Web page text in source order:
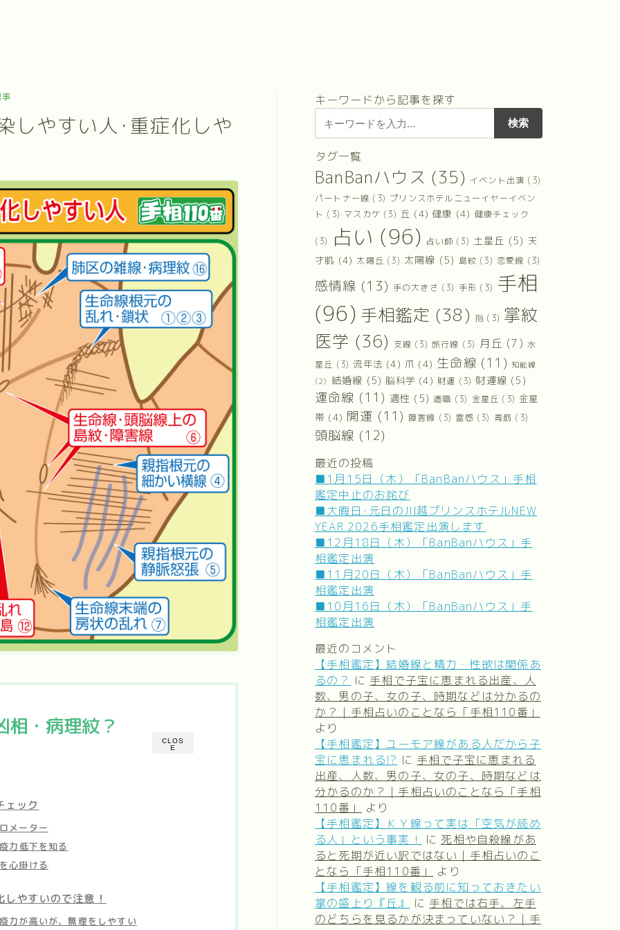
しやすい人･重症化しや
CLOS
E
・病理紋？
ェック
メーター
力低下を知る
心掛ける
やすいので注意！
力が高いが、無理をしやすい
キーワードから記事を探す
タグ一覧
BanBanハウス (35) イベント出演 (3)
パートナー線 (3) プリンスホテルニューイヤーイベン
ト (3) マスカケ (3) 丘 (4) 健康 (4) 健康チェック
(3) 占い (96) 占い師 (3) 土星丘 (5) 天
才肌 (4) 太陽丘 (3) 太陽線 (5) 島紋 (3) 恋愛線 (3)
感情線 (13) 手の大きさ (3) 手形 (3) 手相
(96) 手相鑑定 (38) 指 (3) 掌紋
医学 (36) 支線 (3) 旅行線 (3) 月丘 (7) 水
星丘 (3) 流年法 (4) 爪 (4) 生命線 (11) 知能線
(2)
結婚線 (5) 脳科学 (4) 財運 (3) 財運線 (5)
運命線 (11) 適性 (5) 適職 (3) 金星丘 (3) 金星
帯 (4) 開運 (11) 障害線 (3) 霊感 (3) 青筋 (3)
頭脳線 (12)
最近の投稿
■1月15日（木）「BanBanハウス」手相
鑑定中止のお詫び
■大晦日･元日の川越プリンスホテルNEW
YEAR 2026手相鑑定出演します
■12月18日（木）「BanBanハウス」手
相鑑定出演
■11月20日（木）「BanBanハウス」手
相鑑定出演
■10月16日（木）「BanBanハウス」手
相鑑定出演
最近のコメント
【手相鑑定】結婚線と精力・性欲は関係あ
るの？ に 手相で子宝に恵まれる出産、人
数、男の子、女の子、時期などは分かるの
か？｜手相占いのことなら「手相110番」
より
【手相鑑定】ユーモア線がある人だから子
宝に恵まれる!? に 手相で子宝に恵まれる
出産、人数、男の子、女の子、時期などは
分かるのか？｜手相占いのことなら「手相
110番」
より
【手相鑑定】ＫＹ線って実は「空気が読め
る人」という事実！
に 死相や自殺線があ
ると死期が近い訳ではない｜手相占いのこ
となら「手相110番」
より
【手相鑑定】線を観る前に知っておきたい
掌の盛上り『丘』
に 手相では右手、左手
のどちらを見るかが決まっていない？｜手